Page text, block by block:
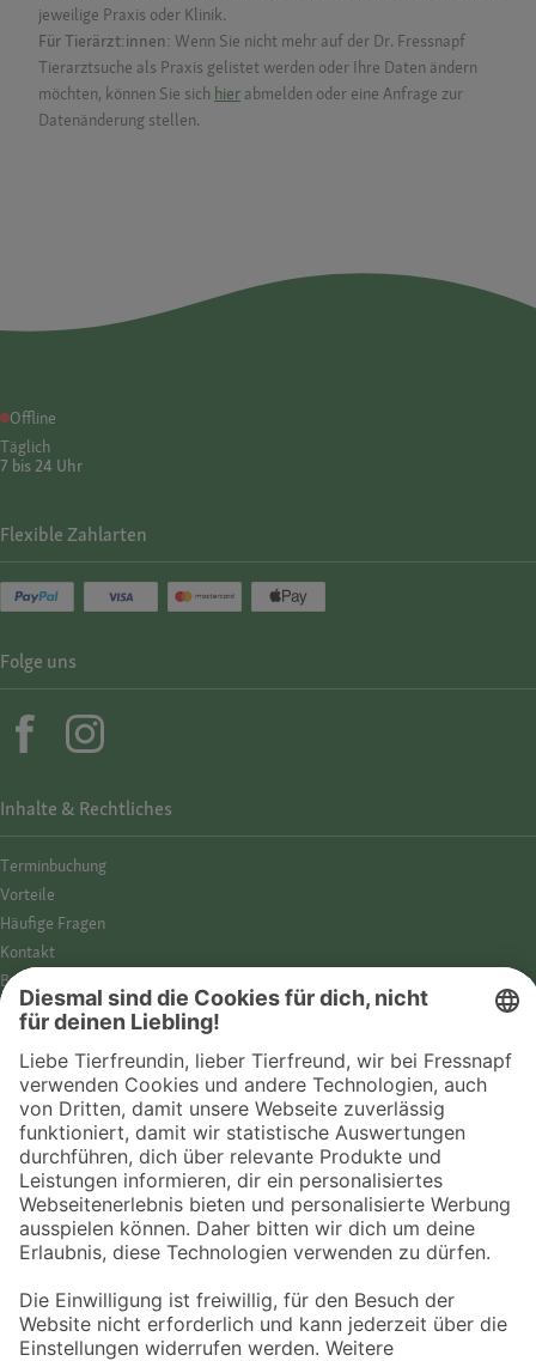
jeweilige Praxis oder Klinik.
Für Tierärzt:innen: Wenn Sie nicht mehr auf der Dr. Fressnapf
Tierarztsuche als Praxis gelistet werden oder Ihre Daten ändern
möchten, können Sie sich hier abmelden oder eine Anfrage zur
Datenänderung stellen.
Offline
Täglich
7 bis 24 Uhr
© 2026 Fressnapf Tiernahrungs GmbH
Inhalte & Rechtliches
Termin­buchung
Vorteile
Häufige Fragen
Kontakt
Barrierefreiheit
Impressum
Datenschutz­hinweise
Cookies
AGB
Entdecke Fressnapf
Tierversicherung
GPS-Tracker
Fressnapf Salon
Online-Shop
Flexible Zahlarten
Folge uns